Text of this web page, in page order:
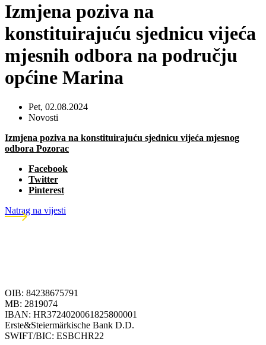
Izmjena poziva na
konstituirajuću sjednicu vijeća
mjesnih odbora na području
općine Marina
Pet, 02.08.2024
Novosti
Izmjena poziva na konstituirajuću sjednicu vijeća mjesnog
odbora Pozorac
Facebook
Twitter
Pinterest
Natrag na vijesti
OIB: 84238675791
MB: 2819074
IBAN: HR3724020061825800001
Erste&Steiermärkische Bank D.D.
SWIFT/BIC: ESBCHR22